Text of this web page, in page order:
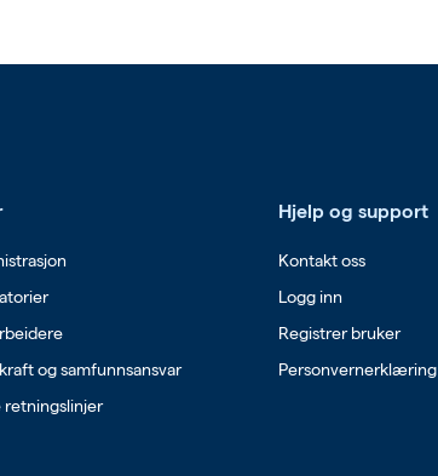
og samfunnsansvar
retningslinjer
Hjelp og support
Kontakt oss
Logg inn
Registrer bruker
Personvernerklæring